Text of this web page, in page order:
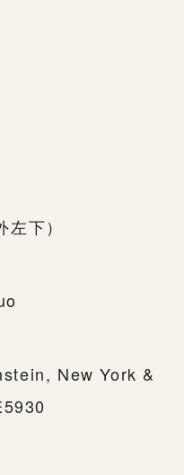
下）
New York &